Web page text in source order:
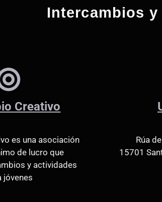
Intercambios
Creativo
es una asociación
de lucro que
y actividades
jóvenes
Rúa
15701